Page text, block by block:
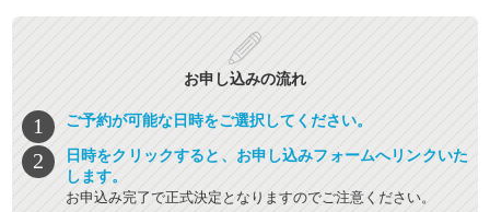
お申し込みの流れ
ご予約が可能な日時をご選択してください。
日時をクリックすると、お申し込みフォームへリンクいた
します。
お申込み完了で正式決定となりますのでご注意ください。